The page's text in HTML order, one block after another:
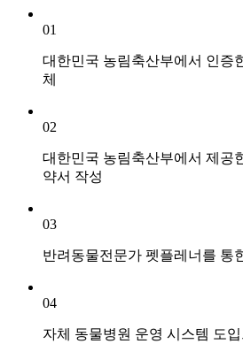
01
대한민국 농림축산부에서 인증
체
02
대한민국 농림축산부에서 제공
약서 작성
03
반려동물전문가 펫플레너를 통
04
자체 동물병원 운영 시스템 도